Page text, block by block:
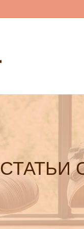
СТАТЬИ